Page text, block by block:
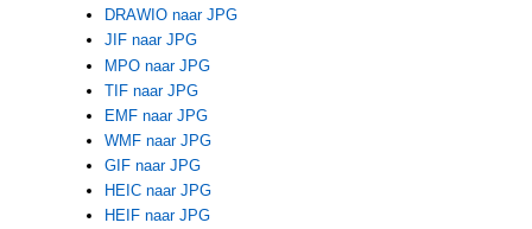
DRAWIO naar JPG
JIF naar JPG
MPO naar JPG
TIF naar JPG
EMF naar JPG
WMF naar JPG
GIF naar JPG
HEIC naar JPG
HEIF naar JPG